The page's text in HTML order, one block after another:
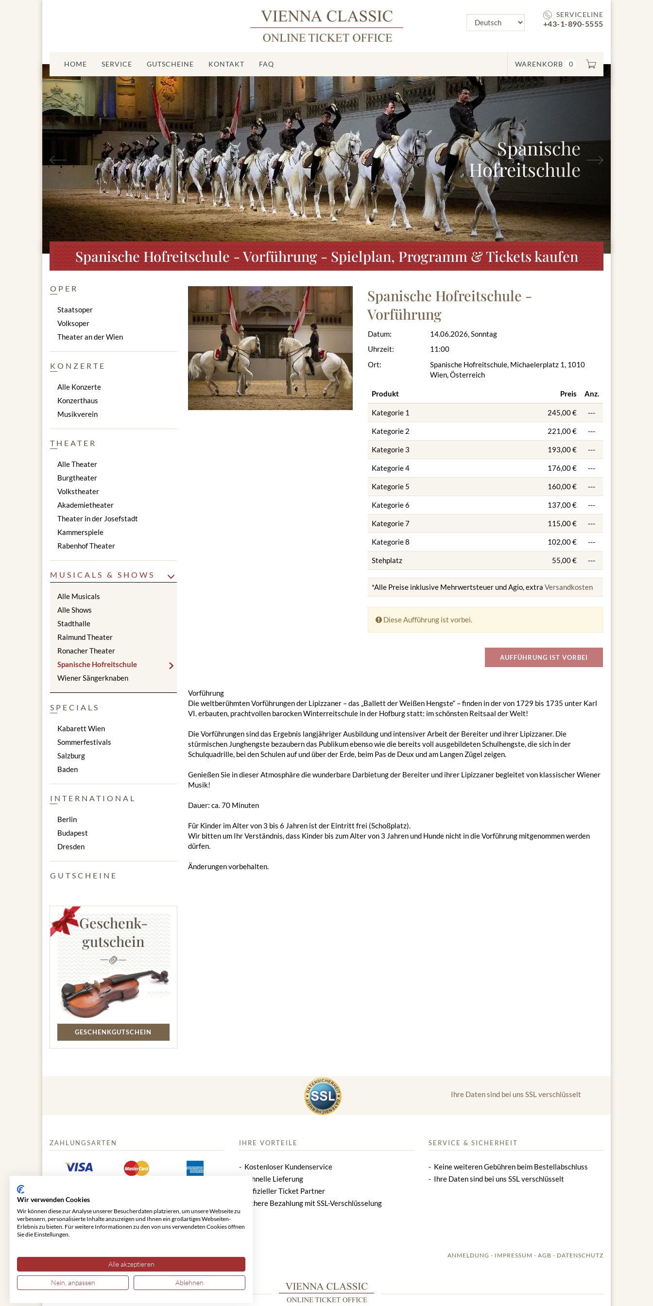
SERVICELINE
+43-1-890-5555
WARENKORB 0
HOME SERVICE GUTSCHEINE KONTAKT FAQ
Spanische
Hofreitschule
Vorheriges
Spanische Hofreitschule - Vorführung - Spielplan, Programm & Tickets kaufen
Spanische Hofreitschule -
Vorführung
Datum:
Uhrzeit:
Ort:
14.06.2026, Sonntag
11:00
Spanische Hofreitschule, Michaelerplatz 1, 1010
Wien, Österreich
Produkt Preis Anz.
Kategorie 1 245,00 € ---
Kategorie 2 221,00 € ---
Kategorie 3 193,00 € ---
Kategorie 4 176,00 € ---
Kategorie 5 160,00 € ---
Kategorie 6 137,00 € ---
Kategorie 7 115,00 € ---
Kategorie 8 102,00 € ---
Stehplatz 55,00 € ---
*Alle Preise inklusive Mehrwertsteuer und Agio, extra Versandkosten
Diese Aufführung ist vorbei.
AUFFÜHRUNG IST VORBEI
Vorführung
Die weltberühmten Vorführungen der Lipizzaner – das „Ballett der Weißen Hengste“ – finden in der von 1729 bis 1735 unter Karl
VI. erbauten, prachtvollen barocken Winterreitschule in der Hofburg statt: im schönsten Reitsaal der Welt!
Die Vorführungen sind das Ergebnis langjähriger Ausbildung und intensiver Arbeit der Bereiter und ihrer Lipizzaner. Die
stürmischen Junghengste bezaubern das Publikum ebenso wie die bereits voll ausgebildeten Schulhengste, die sich in der
Schulquadrille, bei den Schulen auf und über der Erde, beim Pas de Deux und am Langen Zügel zeigen.
Genießen Sie in dieser Atmosphäre die wunderbare Darbietung der Bereiter und ihrer Lipizzaner begleitet von klassischer Wiener
Musik!
Dauer: ca. 70 Minuten
Für Kinder im Alter von 3 bis 6 Jahren ist der Eintritt frei (Schoßplatz).
Wir bitten um Ihr Verständnis, dass Kinder bis zum Alter von 3 Jahren und Hunde nicht in die Vorführung mitgenommen werden
dürfen.
Änderungen vorbehalten.
OPER
Staatsoper
Volksoper
Theater an der Wien
KONZERTE
Alle Konzerte
Konzerthaus
Musikverein
THEATER
Alle Theater
Burgtheater
Volkstheater
Akademietheater
Theater in der Josefstadt
Kammerspiele
Rabenhof Theater
MUSICALS & SHOWS
Alle Musicals
Alle Shows
Stadthalle
Raimund Theater
Ronacher Theater
Spanische Hofreitschule
Wiener Sängerknaben
SPECIALS
Kabarett Wien
Sommerfestivals
Salzburg
Baden
INTERNATIONAL
Berlin
Budapest
Dresden
GUTSCHEINE
Geschenk-
gutschein
GESCHENKGUTSCHEIN
Ihre Daten sind bei uns SSL verschlüsselt
ZAHLUNGSARTEN IHRE VORTEILE
Kostenloser Kundenservice
Schnelle Lieferung
Offizieller Ticket Partner
Sichere Bezahlung mit SSL-Verschlüsselung
SERVICE & SICHERHEIT
Keine weiteren Gebühren beim Bestellabschluss
Ihre Daten sind bei uns SSL verschlüsselt
ANMELDUNG IMPRESSUM AGB DATENSCHUTZ
Wir verwenden Cookies
Wir können diese zur Analyse unserer Besucherdaten platzieren, um unsere Webseite zu
verbessern, personalisierte Inhalte anzuzeigen und Ihnen ein großartiges Webseiten-
Erlebnis zu bieten. Für weitere Informationen zu den von uns verwendeten Cookies öffnen
Sie die Einstellungen.
Alle akzeptieren
Nein, anpassen Ablehnen